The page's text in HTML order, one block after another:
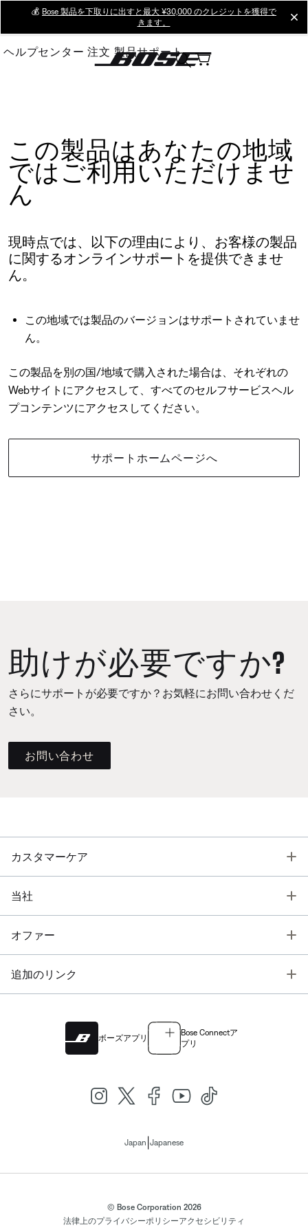
Main
💰 Bose 製品を下取りに出すと最大 ¥30,000 のクレジットを獲得で
きます。
ヘルプセンター 注文 製品サポート
この製品はあなたの地域
ではご利用いただけませ
ん
現時点では、以下の理由により、お客様の製品
に関するオンラインサポートを提供できませ
ん。
この地域では製品のバージョンはサポートされていませ
ん。
この製品を別の国/地域で購入された場合は、それぞれの
Webサイトにアクセスして、すべてのセルフサービスヘル
プコンテンツにアクセスしてください。
サポートホームページへ
助けが必要ですか?
さらにサポートが必要ですか？お気軽にお問い合わせくだ
さい。
お問い合わせ
カスタマーケア
当社
オファー
追加のリンク
ボーズアプリ
Bose Connectア
プリ
Japan Japanese
© Bose Corporation 2026
法律上のプライバシーポリシーアクセシビリティ